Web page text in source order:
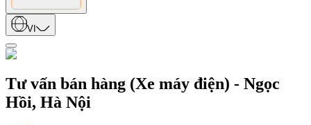
VI
Tư vấn bán hàng (Xe máy điện) - Ngọc
Hồi, Hà Nội